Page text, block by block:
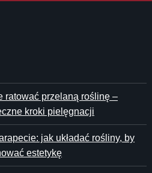
ratować przelaną roślinę –
kroki pielęgnacji
jak układać rośliny, by
estetykę